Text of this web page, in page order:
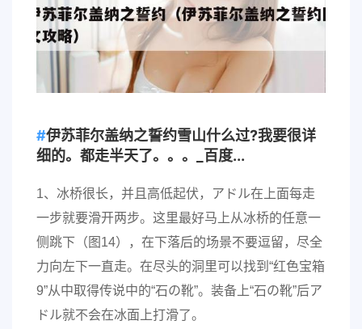
伊苏菲尔盖纳之誓约雪山什么过?我要很详
细的。都走半天了。。。_百度...
1、冰桥很长，并且高低起伏，アドル在上面每走
一步就要滑开两步。这里最好马上从冰桥的任意一
侧跳下（图14），在下落后的场景不要逗留，尽全
力向左下一直走。在尽头的洞里可以找到“红色宝箱
9”从中取得传说中的“石の靴”。装备上“石の靴”后ア
ドル就不会在冰面上打滑了。